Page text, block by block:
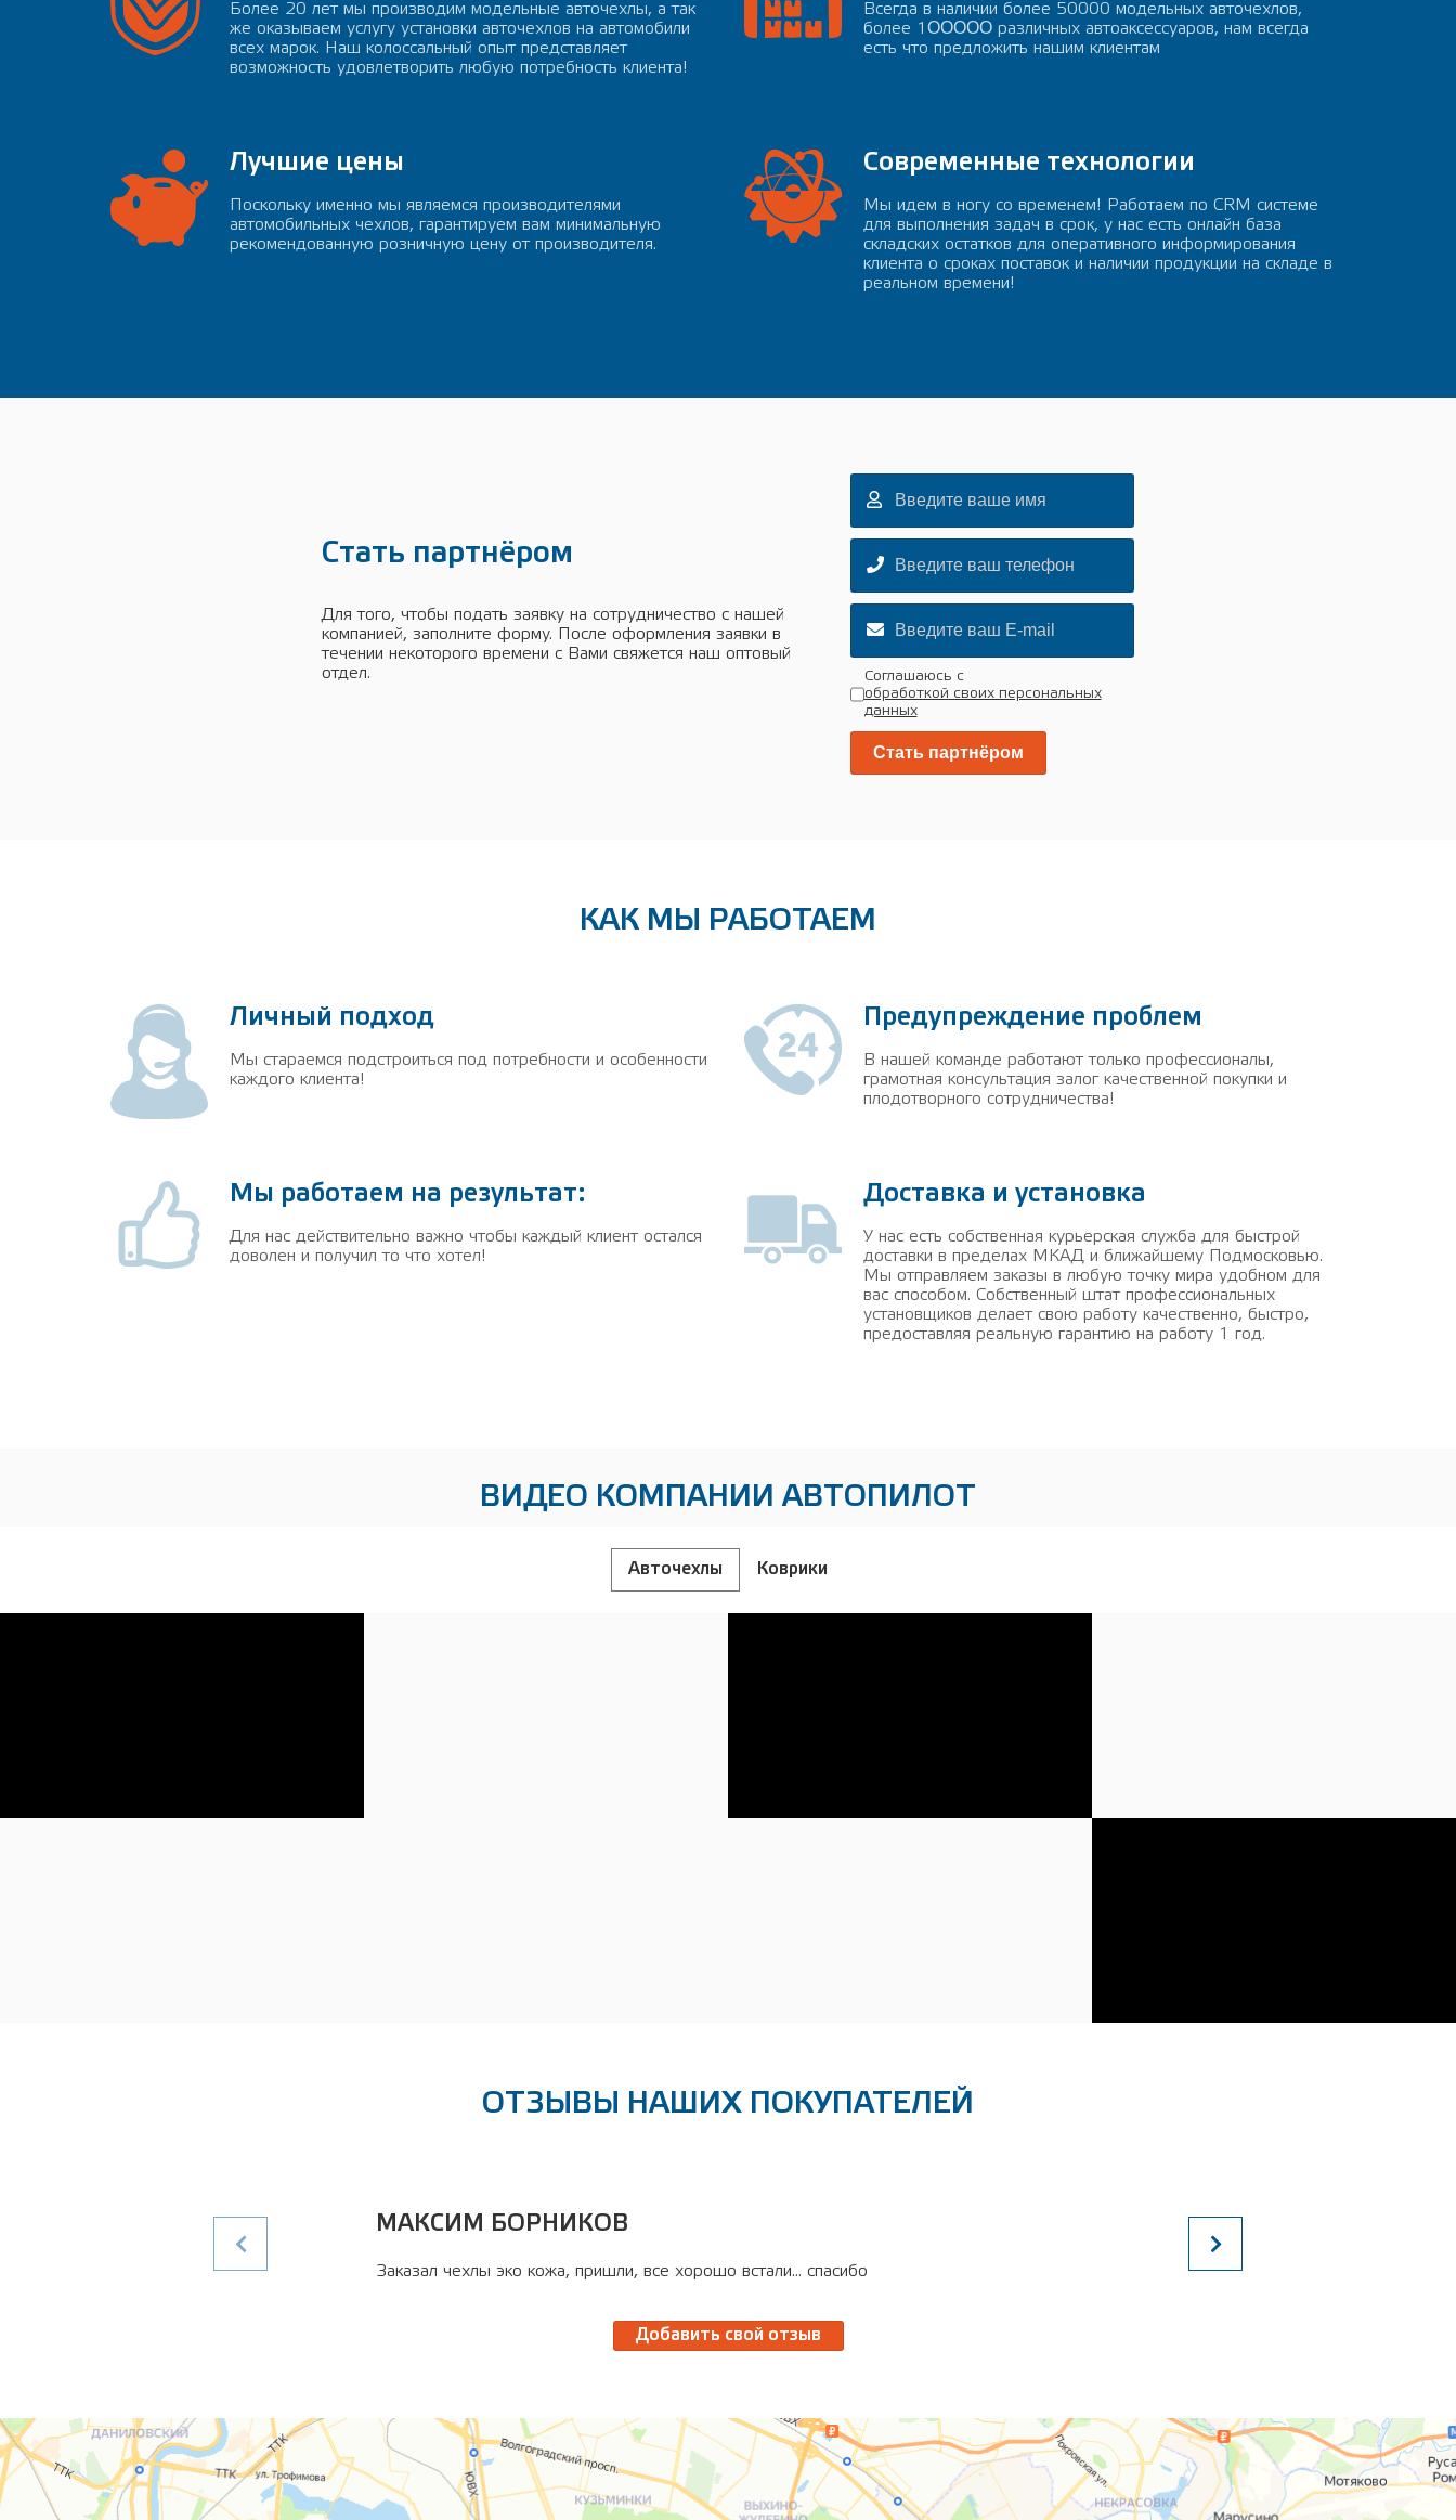
Более 20 лет мы производим модельные авточехлы, а так
же оказываем услугу установки авточехлов на автомобили
всех марок. Наш колоссальный опыт представляет
возможность удовлетворить любую потребность клиента!
Всегда в наличии более 50000 модельных авточехлов,
более 1ΟΟΟΟΟ различных автоаксессуаров, нам всегда
есть что предложить нашим клиентам
Лучшие цены
Поскольку именно мы являемся производителями
автомобильных чехлов, гарантируем вам минимальную
рекомендованную розничную цену от производителя.
Современные технологии
Мы идем в ногу со временем! Работаем по CRM системе
для выполнения задач в срок, у нас есть онлайн база
складских остатков для оперативного информирования
клиента о сроках поставок и наличии продукции на складе в
реальном времени!
Стать партнёром
Для того, чтобы подать заявку на сотрудничество с нашей
компанией, заполните форму. После оформления заявки в
течении некоторого времени с Вами свяжется наш оптовый
отдел.
Соглашаюсь с
обработкой своих персональных
данных
КАК МЫ РАБОТАЕМ
Личный подход
Мы стараемся подстроиться под потребности и особенности
каждого клиента!
Предупреждение проблем
В нашей команде работают только профессионалы,
грамотная консультация залог качественной покупки и
плодотворного сотрудничества!
Мы работаем на результат:
Для нас действительно важно чтобы каждый клиент остался
доволен и получил то что хотел!
Доставка и установка
У нас есть собственная курьерская служба для быстрой
доставки в пределах МКАД и ближайшему Подмосковью.
Мы отправляем заказы в любую точку мира удобном для
вас способом. Собственный штат профессиональных
установщиков делает свою работу качественно, быстро,
предоставляя реальную гарантию на работу 1 год.
ВИДЕО КОМПАНИИ АВТОПИЛОТ
Авточехлы Коврики
ОТЗЫВЫ НАШИХ ПОКУПАТЕЛЕЙ
МАКСИМ БОРНИКОВ
Заказал чехлы эко кожа, пришли, все хорошо встали... спасибо
КОЛЕСНИЧЕНКО АЛЕКСАНДР
Всем добрый вечер! Получил чехлы экокожа-
Добавить свой отзыв
Карта